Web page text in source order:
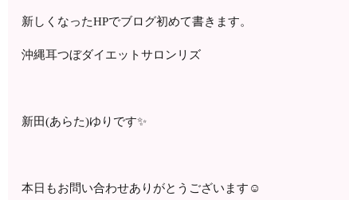
新しくなったHPでブログ初めて書きます。
沖縄耳つぼダイエットサロンリズ
新田(あらた)ゆりです✨
本日もお問い合わせありがとうございます☺️